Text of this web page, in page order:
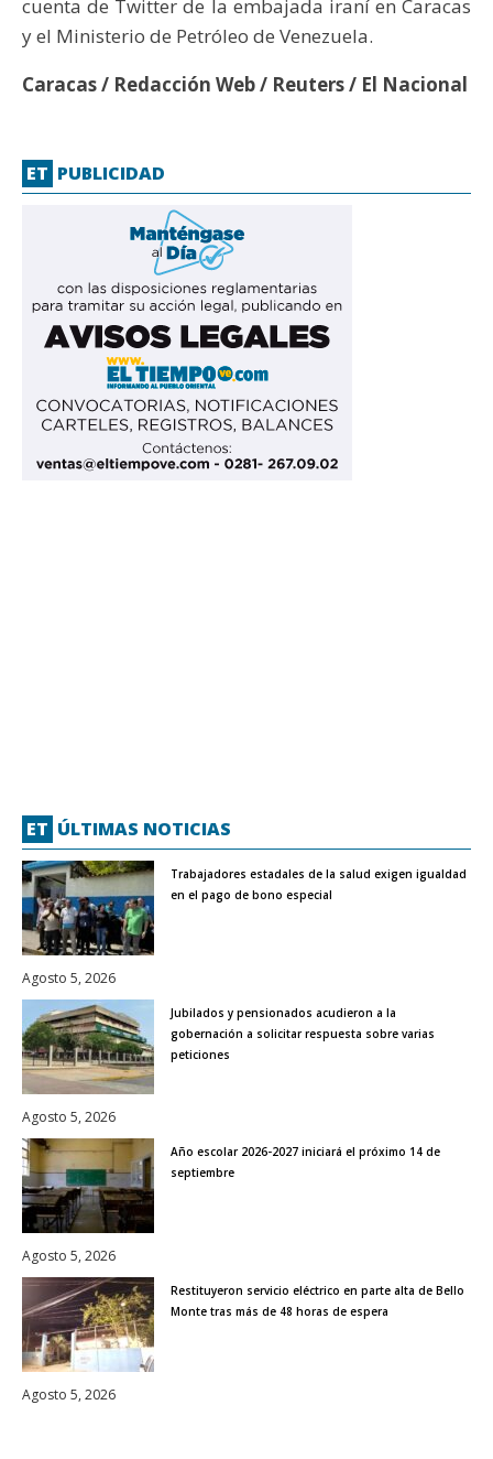
cuenta de Twitter de la embajada iraní en Caracas
y el Ministerio de Petróleo de Venezuela.
Caracas / Redacción Web / Reuters / El Nacional
ET PUBLICIDAD
ET ÚLTIMAS NOTICIAS
Trabajadores estadales de la salud exigen igualdad
en el pago de bono especial
Agosto 5, 2026
Jubilados y pensionados acudieron a la
gobernación a solicitar respuesta sobre varias
peticiones
Agosto 5, 2026
Año escolar 2026-2027 iniciará el próximo 14 de
septiembre
Agosto 5, 2026
Restituyeron servicio eléctrico en parte alta de Bello
Monte tras más de 48 horas de espera
Agosto 5, 2026